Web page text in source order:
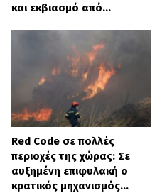
και εκβιασμό από…
Red Code σε πολλές
περιοχές της χώρας: Σε
αυξημένη επιφυλακή ο
κρατικός μηχανισμός…